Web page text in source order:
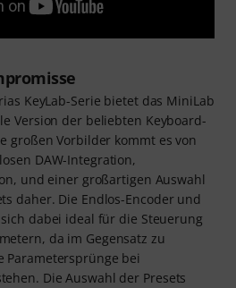
KeyLab-Serie bietet das MiniLab
Version der beliebten Keyboard-
großen Vorbilder kommt es von
DAW-Integration,
und einer großartigen Auswahl
daher. Die Endlos-Encoder und
dabei ideal für die Steuerung
da im Gegensatz zu
Parametersprünge bei
Die Auswahl der Presets